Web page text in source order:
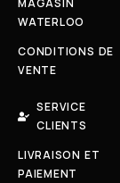
MAGASIN
WATERLOO
CONDITIONS DE
VENTE
SERVICE
CLIENTS
LIVRAISON ET
PAIEMENT